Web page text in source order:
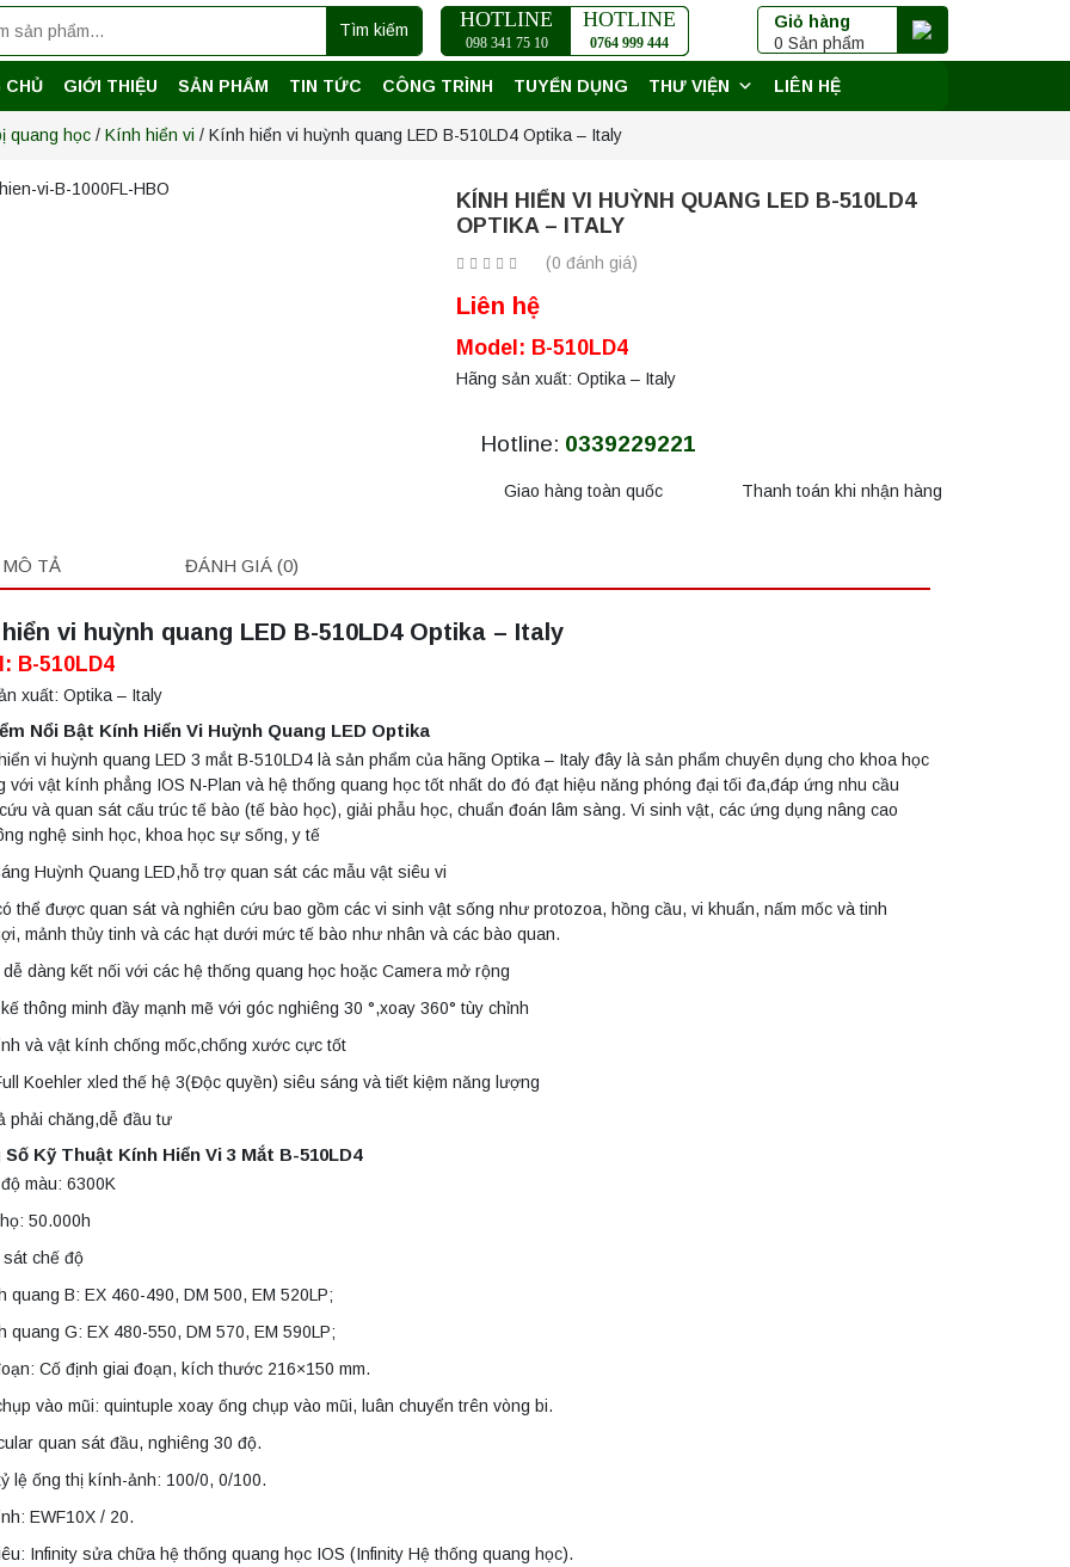
Giỏ hàng
0 Sản phẩm
Tìm kiếm HOTLINE
098 341 75 10
HOTLINE
0764 999 444
CHỦ GIỚI THIỆU SẢN PHẨM TIN TỨC CÔNG TRÌNH TUYỂN DỤNG THƯ VIỆN LIÊN HỆ
quang học / Kính hiển vi / Kính hiển vi huỳnh quang LED B-510LD4 Optika – Italy
KÍNH HIỂN VI HUỲNH QUANG LED B-510LD4
OPTIKA – ITALY
(0 đánh giá)
Liên hệ
Model: B-510LD4
Hãng sản xuất: Optika – Italy
Hotline: 0339229221
Giao hàng toàn quốc Thanh toán khi nhận hàng
MÔ TẢ ĐÁNH GIÁ (0)
vi huỳnh quang LED B-510LD4 Optika – Italy
B-510LD4
xuất: Optika – Italy
Nổi Bật Kính Hiển Vi Huỳnh Quang LED Optika
vi huỳnh quang LED 3 mắt B-510LD4 là sản phẩm của hãng Optika – Italy đây là sản phẩm chuyên dụng cho khoa học
với vật kính phẳng IOS N-Plan và hệ thống quang học tốt nhất do đó đạt hiệu năng phóng đại tối đa,đáp ứng nhu cầu
và quan sát cấu trúc tế bào (tế bào học), giải phẫu học, chuẩn đoán lâm sàng. Vi sinh vật, các ứng dụng nâng cao
nghệ sinh học, khoa học sự sống, y tế
Huỳnh Quang LED,hỗ trợ quan sát các mẫu vật siêu vi
thể được quan sát và nghiên cứu bao gồm các vi sinh vật sống như protozoa, hồng cầu, vi khuẩn, nấm mốc và tinh
mảnh thủy tinh và các hạt dưới mức tế bào như nhân và các bào quan.
dễ dàng kết nối với các hệ thống quang học hoặc Camera mở rộng
thông minh đầy mạnh mẽ với góc nghiêng 30 °,xoay 360° tùy chỉnh
và vật kính chống mốc,chống xước cực tốt
Koehler xled thế hệ 3(Độc quyền) siêu sáng và tiết kiệm năng lượng
phải chăng,dễ đầu tư
Kỹ Thuật Kính Hiển Vi 3 Mắt B-510LD4
màu: 6300K
50.000h
chế độ
quang B: EX 460-490, DM 500, EM 520LP;
quang G: EX 480-550, DM 570, EM 590LP;
Cố định giai đoạn, kích thước 216×150 mm.
vào mũi: quintuple xoay ống chụp vào mũi, luân chuyển trên vòng bi.
quan sát đầu, nghiêng 30 độ.
lệ ống thị kính-ảnh: 100/0, 0/100.
EWF10X / 20.
Infinity sửa chữa hệ thống quang học IOS (Infinity Hệ thống quang học).